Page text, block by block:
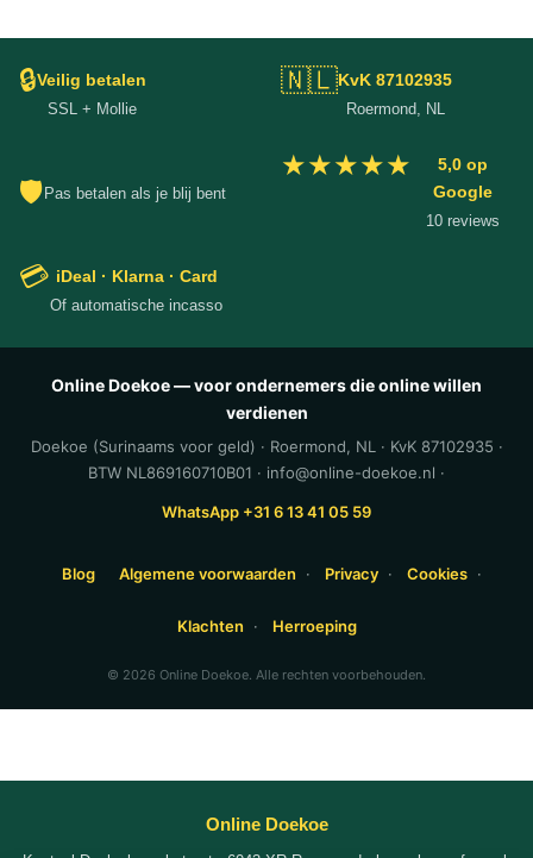
🔒Veilig betalen
SSL + Mollie
🇳🇱KvK 87102935
Roermond, NL
🛡 Pas betalen als je blij bent
★★★★★
5,0 op
Google
10 reviews
💳 iDeal · Klarna · Card
Of automatische incasso
Online Doekoe — voor ondernemers die online willen
verdienen
Doekoe (Surinaams voor geld) · Roermond, NL · KvK 87102935 ·
BTW NL869160710B01 · info@online-doekoe.nl ·
WhatsApp +31 6 13 41 05 59
Blog Algemene voorwaarden · Privacy · Cookies ·
Klachten · Herroeping
© 2026 Online Doekoe. Alle rechten voorbehouden.
Online Doekoe